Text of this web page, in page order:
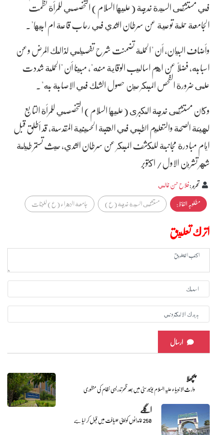
في مستشفى السيدة خديجة (عليها السلام) التخصصي للمرأة نظمت
الجامعة حملة توعية عن سرطان الثدي في رحاب قاعة ام ابيها".
وأضاف البيان، أن "الحملة تضمنت شرح تفصيلي لذالك المرض وعن
اسبابه، فضلاً عن اهم اساليب الوقاية منه"، مبينا أن "الحملة شددت
على ضرورة الفحص المبكر حين حصول الشك في الاصابة به".
وكان مستشفى خديجة الكبرى (عليها السلام) التخصصي للمرأة التابع
لهيئة الصحة والتعليم الطبي في العتبة الحسينية المقدسة، قد أطلق قبل
ايام مبادرة مجانبة للكشف المبكر عن سرطان الثدي، حيث تستمر طيلة
شهر تشرين الاول/ اكتوبر
تحرير:فلاح حسن غالي
مطلوبہ الفاظ :
مستشفى السيدة خديجة (ع) جامعة الزهراء (ع) للبنات
اترك تعليق
ارسال
پچھلا
وارث الانبیاء علیہ السلام یونیورسٹی میں بعد ظھر تدریسی نظام کی منظوری
اگلے
250 خاندانوں کو اپنی ضیافت میں قبول کر لیا ہے